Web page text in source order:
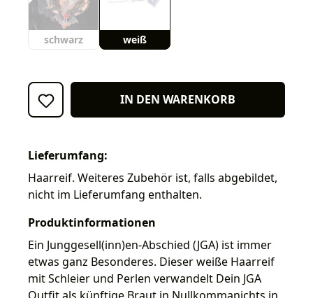
schwarz weiß
IN DEN WARENKORB
Lieferumfang:
Haarreif. Weiteres Zubehör ist, falls abgebildet,
nicht im Lieferumfang enthalten.
Produktinformationen
Ein Junggesell(inn)en-Abschied (JGA) ist immer
etwas ganz Besonderes. Dieser weiße Haarreif
mit Schleier und Perlen verwandelt Dein JGA